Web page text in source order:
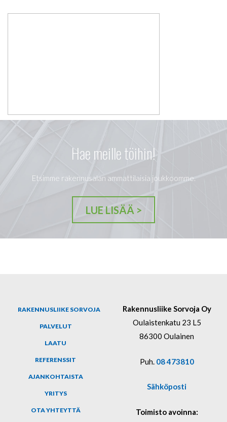
Hae meille töihin!
Etsimme rakennusalan ammattilaisia joukkoomme.
LUE LISÄÄ >
RAKENNUSLIIKE SORVOJA
PALVELUT
LAATU
REFERENSSIT
AJANKOHTAISTA
YRITYS
OTA YHTEYTTÄ
Rakennusliike Sorvoja Oy
Oulaistenkatu 23 L5
86300 Oulainen
Puh. 08 473810
Sähköposti
Toimisto avoinna: